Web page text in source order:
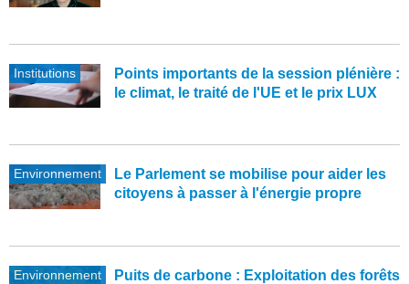
Institutions
Points importants de la session plénière :
le climat, le traité de l'UE et le prix LUX
Environnement
Le Parlement se mobilise pour aider les
citoyens à passer à l'énergie propre
Environnement
Puits de carbone : Exploitation des forêts